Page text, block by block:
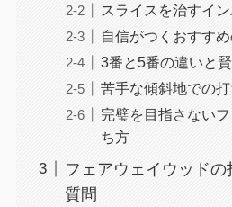
スライスを治すイ
自信がつくおすす
3番と5番の違いと
苦手な傾斜地での
完璧を目指さない
ち方
フェアウェイウッド
質問